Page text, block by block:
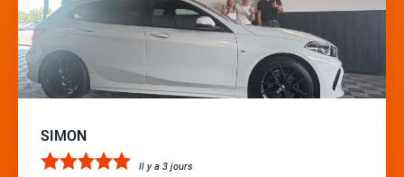
SIMON
Il y a 3 jours